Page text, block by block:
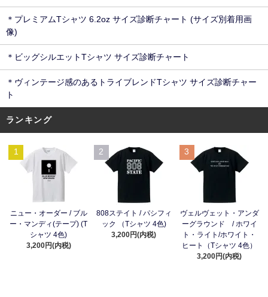
＊プレミアムTシャツ 6.2oz サイズ診断チャート (サイズ別着用画
像)
＊ビッグシルエットTシャツ サイズ診断チャート
＊ヴィンテージ感のあるトライブレンドTシャツ サイズ診断チャー
ト
ランキング
1
ニュー・オーダー / ブル
ー・マンディ(テープ) (T
シャツ 4色)
3,200円(内税)
2
808ステイト / パシフィ
ック （Tシャツ 4色)
3,200円(内税)
3
ヴェルヴェット・アンダ
ーグラウンド / ホワイ
ト・ライト/ホワイト・
ヒート（Tシャツ 4色）
3,200円(内税)